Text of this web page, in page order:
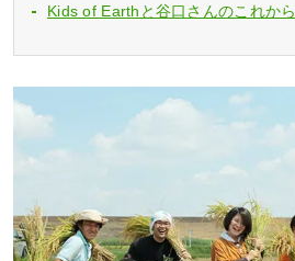
Kids of Earthと谷口さんのこれから